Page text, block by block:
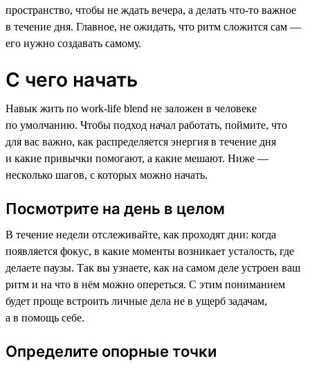
пространство, чтобы не ждать вечера, а делать что-то важное
в течение дня. Главное, не ожидать, что ритм сложится сам —
его нужно создавать самому.
С чего начать
Навык жить по work-life blend не заложен в человеке
по умолчанию. Чтобы подход начал работать, поймите, что
для вас важно, как распределяется энергия в течение дня
и какие привычки помогают, а какие мешают. Ниже —
несколько шагов, с которых можно начать.
Посмотрите на день в целом
В течение недели отслеживайте, как проходят дни: когда
появляется фокус, в какие моменты возникает усталость, где
делаете паузы. Так вы узнаете, как на самом деле устроен ваш
ритм и на что в нём можно опереться. С этим пониманием
будет проще встроить личные дела не в ущерб задачам,
а в помощь себе.
Определите опорные точки